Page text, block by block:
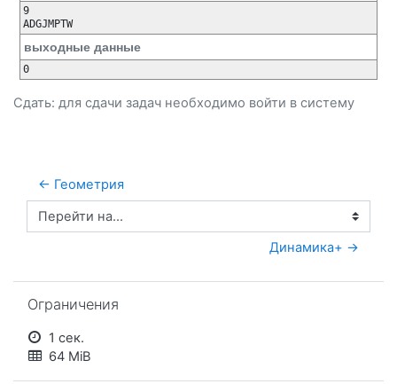
9
ADGJMPTW
выходные данные
0
Сдать: для сдачи задач необходимо войти в систему
← Геометрия
Перейти на...
Динамика+ →
Ограничения
1 сек.
64 MiB